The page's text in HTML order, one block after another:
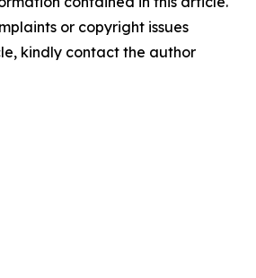
or copyright issues
kindly contact the author